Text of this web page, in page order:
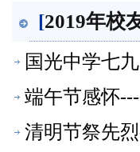
[2019年校
国光中学七
【校友文萃】
端午节感怀
清明节祭先